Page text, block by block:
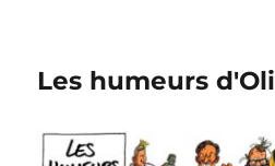
Les humeurs d'Oli